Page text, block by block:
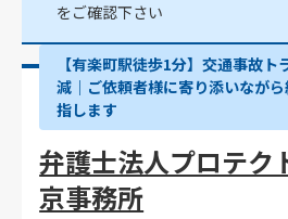
をご確認下さい
【有楽町駅徒歩1分】交通事故
減｜ご依頼者様に寄り添いなが
指します
弁護士法人プロテク
京事務所